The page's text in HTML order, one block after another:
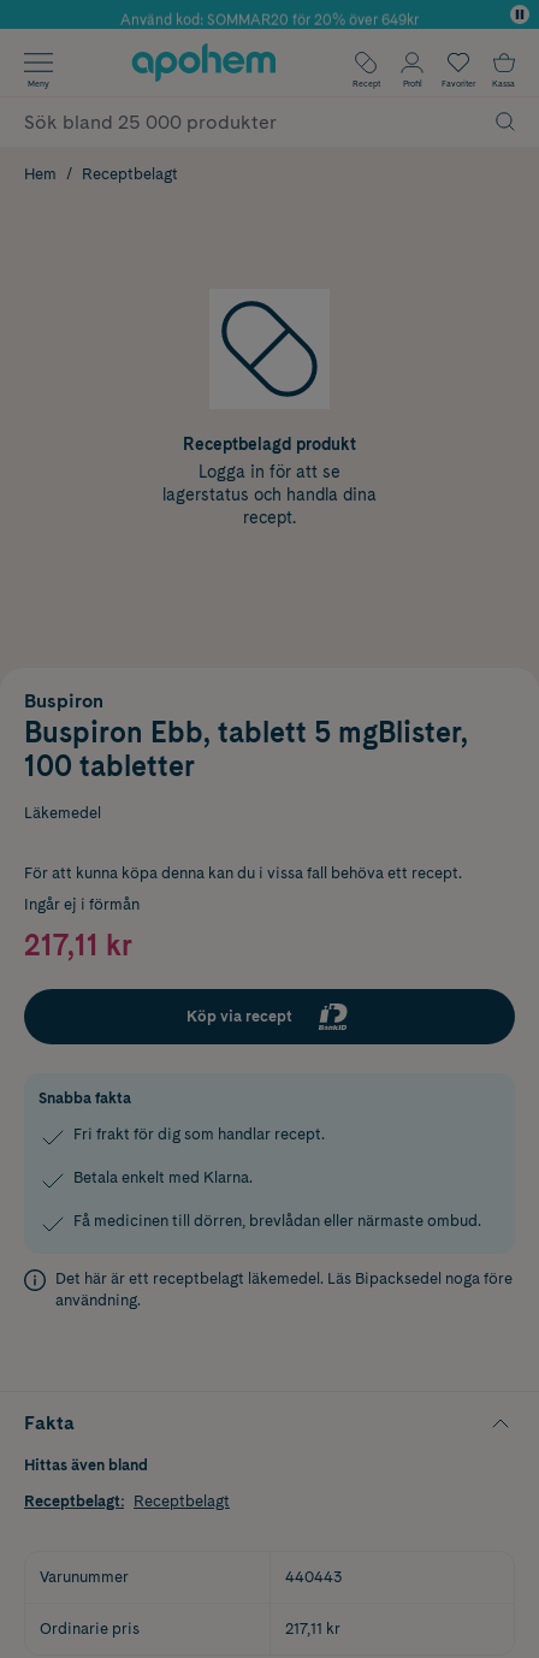
Årets Butik 2025 inom Skönhet
Använd kod: SOMMAR20 för 20% över 649kr
✓ Fri frakt
✓ Poäng på alla köp*
Meny Recept Profil Favoriter Kassa
Hem Receptbelagt
Receptbelagd produkt
Logga in för att se
lagerstatus och handla dina
recept.
Buspiron
Buspiron Ebb, tablett 5 mgBlister,
100 tabletter
Läkemedel
För att kunna köpa denna kan du i vissa fall behöva ett recept.
Ingår ej i förmån
217,11 kr
Köp via recept
Snabba fakta
Fri frakt för dig som handlar recept.
Betala enkelt med Klarna.
Få medicinen till dörren, brevlådan eller närmaste ombud.
Det här är ett receptbelagt läkemedel. Läs Bipacksedel noga före
användning.
Fakta
Hittas även bland
Receptbelagt: Receptbelagt
Varunummer 440443
Ordinarie pris 217,11 kr